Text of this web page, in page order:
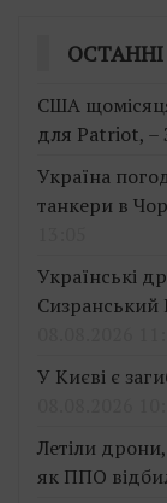
США
для Patriot, –
Україна
танкери в
Українські
Сизранський
У Києві є
Летіли
як ППО